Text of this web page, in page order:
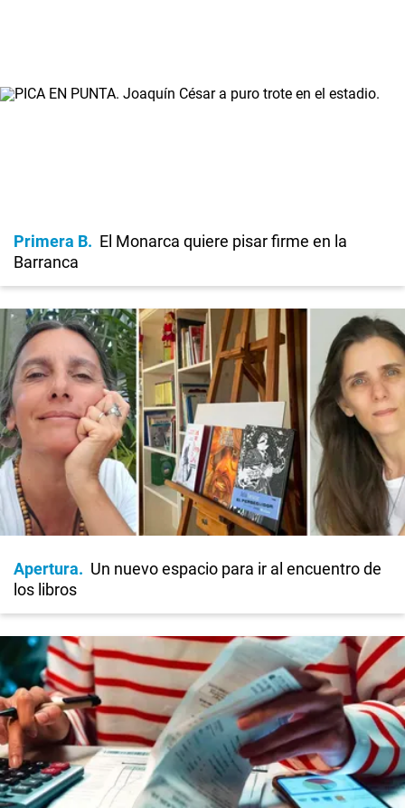
Primera B
El Monarca quiere pisar firme en la
Barranca
Apertura
Un nuevo espacio para ir al encuentro de
los libros